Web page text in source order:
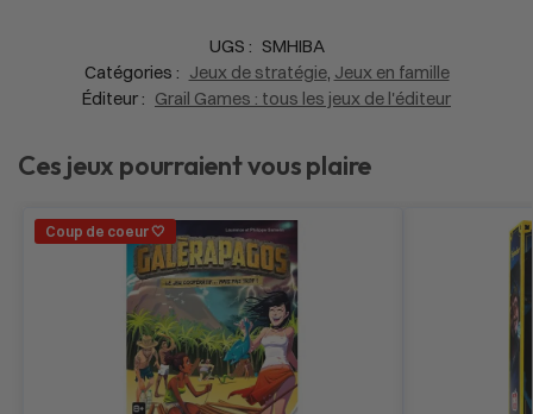
UGS : SMHIBA
Catégories : Jeux de stratégie, Jeux en famille
Éditeur : Grail Games : tous les jeux de l'éditeur
Ces jeux pourraient vous plaire
Coup de coeur 🤍